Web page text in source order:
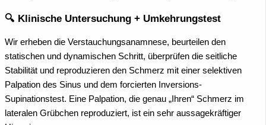
🔍 Klinische Untersuchung + Umkehrungstest
Wir erheben die Verstauchungsanamnese, beurteilen den
statischen und dynamischen Schritt, überprüfen die seitliche
Stabilität und reproduzieren den Schmerz mit einer selektiven
Palpation des Sinus und dem forcierten Inversions-
Supinationstest. Eine Palpation, die genau „Ihren“ Schmerz im
lateralen Grübchen reproduziert, ist ein sehr aussagekräftiger